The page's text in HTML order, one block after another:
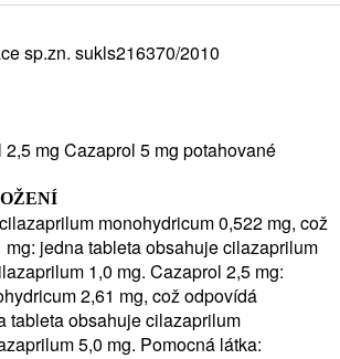
SE POUŽÍVÁ
léků zvaných inhibitory enzymu
selhání (stavu, při kterém srdce
těla).
uvolňuje a rozšiřuje. Toto přispívá
srdci pumpovat krev do celého
Lékař Vám může předepsat další léky,
k léčbě Vašich zdravotních obtíží.
NEŽ ZAČNETE PŘÍPRAVEK
sp.zn. sukls216370/2010
mg Cazaprol 5 mg potahované
monohydricum 0,522 mg, což
jedna tableta obsahuje cilazaprilum
1,0 mg. Cazaprol 2,5 mg:
2,61 mg, což odpovídá
tableta obsahuje cilazaprilum
5,0 mg. Pomocná látka: